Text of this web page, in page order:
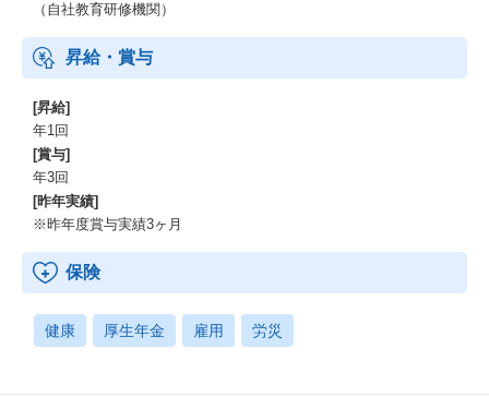
（自社教育研修機関）
昇給・賞与
[昇給]
年1回
[賞与]
年3回
[昨年実績]
※昨年度賞与実績3ヶ月
保険
健康 厚生年金 雇用 労災